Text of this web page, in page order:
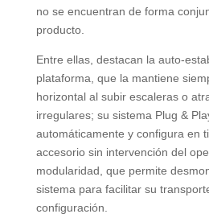
no se encuentran de forma
producto.
Entre ellas, destacan la auto-
plataforma, que la mantiene
horizontal al subir escaleras o
irregulares; su sistema Plug &
automáticamente y configura en
accesorio sin intervención del
modularidad, que permite
sistema para facilitar su
configuración.